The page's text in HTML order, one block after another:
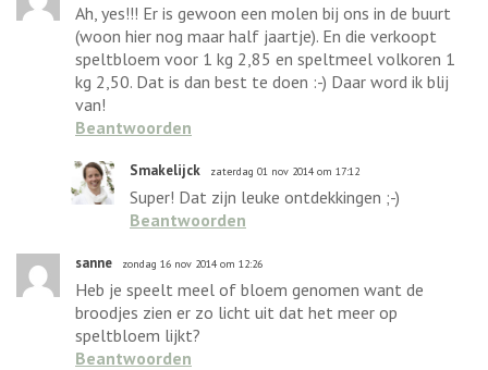
Ah, yes!!! Er is gewoon een molen bij ons in de buurt
(woon hier nog maar half jaartje). En die verkoopt
speltbloem voor 1 kg 2,85 en speltmeel volkoren 1
kg 2,50. Dat is dan best te doen :-) Daar word ik blij
van!
Beantwoorden
Smakelijck zaterdag 01 nov 2014 om 17:12
Super! Dat zijn leuke ontdekkingen ;-)
Beantwoorden
sanne zondag 16 nov 2014 om 12:26
Heb je speelt meel of bloem genomen want de
broodjes zien er zo licht uit dat het meer op
speltbloem lijkt?
Beantwoorden